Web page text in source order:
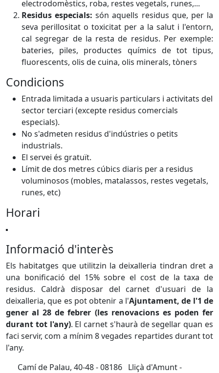
electrodomèstics, roba, restes vegetals, runes,...
Residus especials: són aquells residus que, per la
seva perillositat o toxicitat per a la salut i l'entorn,
cal segregar de la resta de residus. Per exemple:
bateries, piles, productes químics de tot tipus,
fluorescents, olis de cuina, olis minerals, tòners
Condicions
Entrada limitada a usuaris particulars i activitats del
sector terciari (excepte residus comercials
especials).
No s'admeten residus d'indústries o petits
industrials.
El servei és gratuït.
Límit de dos metres cúbics diaris per a residus
voluminosos (mobles, matalassos, restes vegetals,
runes, etc)
Horari
Informació d'interès
Els habitatges que utilitzin la deixalleria tindran dret a
una bonificació del 15% sobre el cost de la taxa de
residus. Caldrà disposar del carnet d'usuari de la
deixalleria, que es pot obtenir a l'Ajuntament, de l'1 de
gener al 28 de febrer (les renovacions es poden fer
durant tot l'any). El carnet s'haurà de segellar quan es
faci servir, com a mínim 8 vegades repartides durant tot
l'any.
Camí de Palau, 40-48 - 08186 Lliçà d'Amunt -